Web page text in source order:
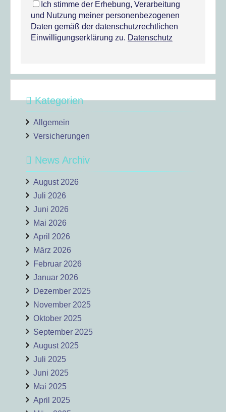
Ich stimme der Erhebung, Verarbeitung
und Nutzung meiner personenbezogenen
Daten gemäß der datenschutzrechtlichen
Einwilligungserklärung zu. Datenschutz
Kategorien
Allgemein
Versicherungen
News Archiv
August 2026
Juli 2026
Juni 2026
Mai 2026
April 2026
März 2026
Februar 2026
Januar 2026
Dezember 2025
November 2025
Oktober 2025
September 2025
August 2025
Juli 2025
Juni 2025
Mai 2025
April 2025